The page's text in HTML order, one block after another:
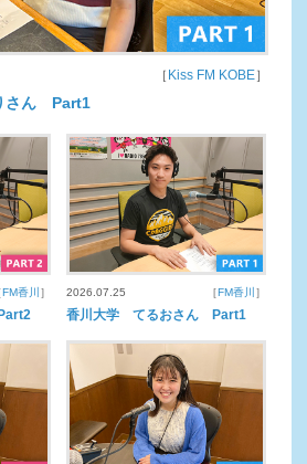
［ Kiss FM KOBE］
さん Part1
FM香川 ］ 2026.07.25 ［FM香川 ］
香川大学 てるおさん Part1